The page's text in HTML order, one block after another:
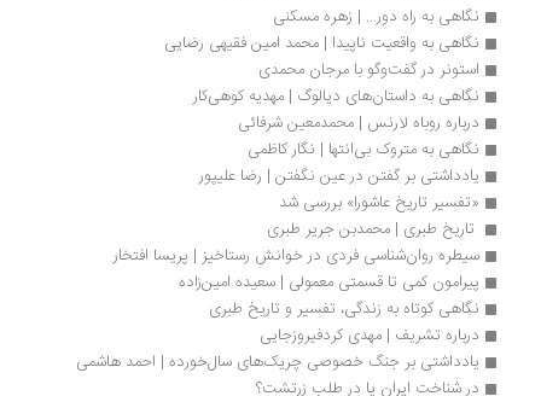
نگاهی به راه دور... | زهره مسکنی
نگاهی به واقعیت ناپیدا | محمد امین فقیهی رضایی
استونر در گفت‌وگو با مرجان محمدی
نگاهی به داستان‌های دیالوگ | مهدیه کوهی‌کار
درباره روباه لارنس | محمدمعین شرفائی
نگاهی به متروک بی‌انتها | نگار کاظمی
یادداشتی بر گفتن در عین نگفتن | رضا علیپور
«تفسیر تاریخ عاشورا» بررسی شد
تاریخ طبری | محمدبن جریر طبری
سیطره روان‌شناسی فردی در خوانش رستاخیز | پریسا افتخار
پیرامون کمی تا قسمتی معمولی | سعیده امین‌زاده
نگاهی کوتاه به زندگی، تفسیر و تاریخ طبری
درباره تشریف | مهدی کردفیروزجایی
یادداشتی بر جنگ خصوصی چریک‌های سال‌خورده | احمد هاشمی
در شناخت ایران یا در طلب زرتشت؟